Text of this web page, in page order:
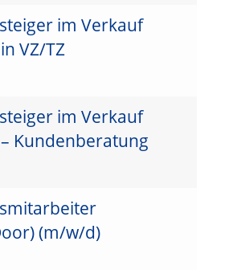
im Verkauf
VZ/TZ
im Verkauf
Kundenberatung
(m/w/d)